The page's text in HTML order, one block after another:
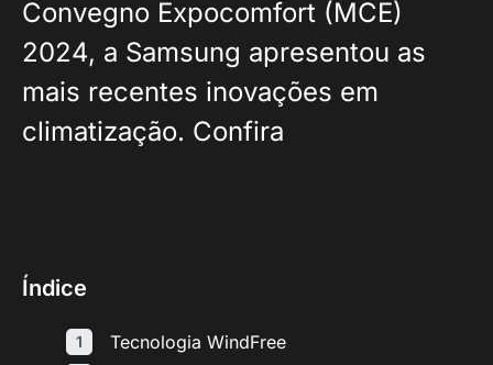
Convegno Expocomfort (MCE)
2024, a Samsung apresentou as
mais recentes inovações em
climatização. Confira
Índice
Tecnologia WindFree